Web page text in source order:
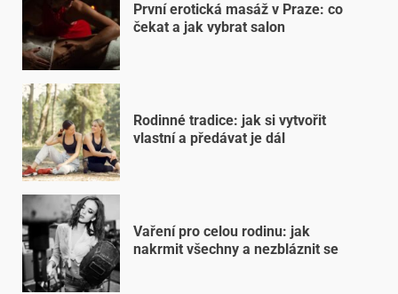
První erotická masáž v Praze: co
čekat a jak vybrat salon
Rodinné tradice: jak si vytvořit
vlastní a předávat je dál
Vaření pro celou rodinu: jak
nakrmit všechny a nezbláznit se